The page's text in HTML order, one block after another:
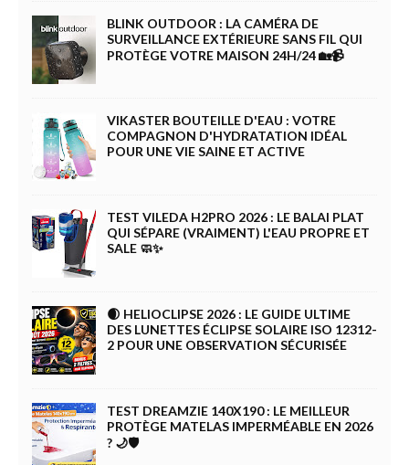
BLINK OUTDOOR : LA CAMÉRA DE
SURVEILLANCE EXTÉRIEURE SANS FIL QUI
PROTÈGE VOTRE MAISON 24H/24 🏡📹
VIKASTER BOUTEILLE D'EAU : VOTRE
COMPAGNON D'HYDRATATION IDÉAL
POUR UNE VIE SAINE ET ACTIVE
TEST VILEDA H2PRO 2026 : LE BALAI PLAT
QUI SÉPARE (VRAIMENT) L'EAU PROPRE ET
SALE 🧼✨
🌒 HELIOCLIPSE 2026 : LE GUIDE ULTIME
DES LUNETTES ÉCLIPSE SOLAIRE ISO 12312-
2 POUR UNE OBSERVATION SÉCURISÉE
TEST DREAMZIE 140X190 : LE MEILLEUR
PROTÈGE MATELAS IMPERMÉABLE EN 2026
? 🌙🛡️